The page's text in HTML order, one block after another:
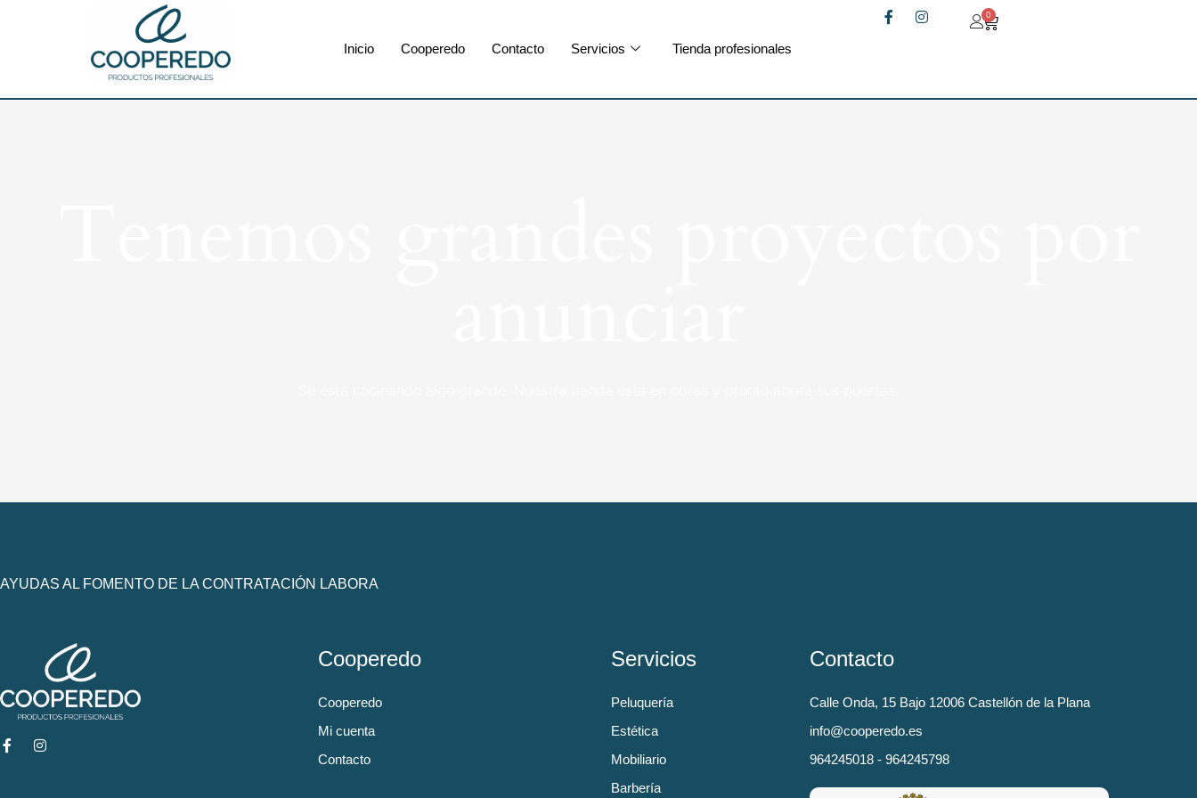
Inicio Cooperedo Contacto Servicios Tienda profesionales
0
AYUDAS AL FOMENTO DE LA CONTRATACIÓN LABORA
Cooperedo
Cooperedo
Mi cuenta
Contacto
Servicios
Peluquería
Estética
Mobiliario
Barbería
Contacto
Calle Onda, 15 Bajo 12006 Castellón de la Plana
info@cooperedo.es
964245018 - 964245798